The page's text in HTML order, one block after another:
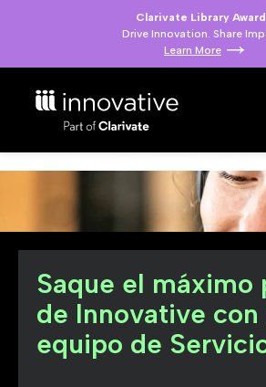
Clarivate Library
Drive Innovation. Share
Learn More
Saque el máximo
de Innovative
equipo de